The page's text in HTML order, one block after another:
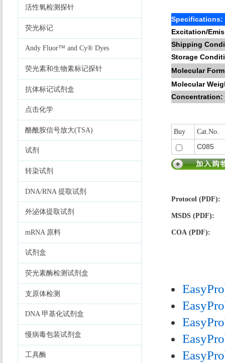
活性氧检测探针
荧光标记
Andy Fluor™ and Cy® Dyes
荧光素和生物素标记探针
抗体标记试剂盒
点击化学
酪酰胺信号放大(TSA)
试剂
转染试剂
DNA/RNA 提取试剂
外泌体提取试剂
mRNA 原料
试剂盒
荧光素酶检测试剂盒
支原体检测
DNA 甲基化试剂盒
慢病毒包装试剂盒
工具酶
Specifications:
Excitation/
Shipping
Storage
Molecular
Molecular
Concentration:
Buy Cat.No.
C085
Protocol (PDF):
MSDS (PDF):
COA (PDF):